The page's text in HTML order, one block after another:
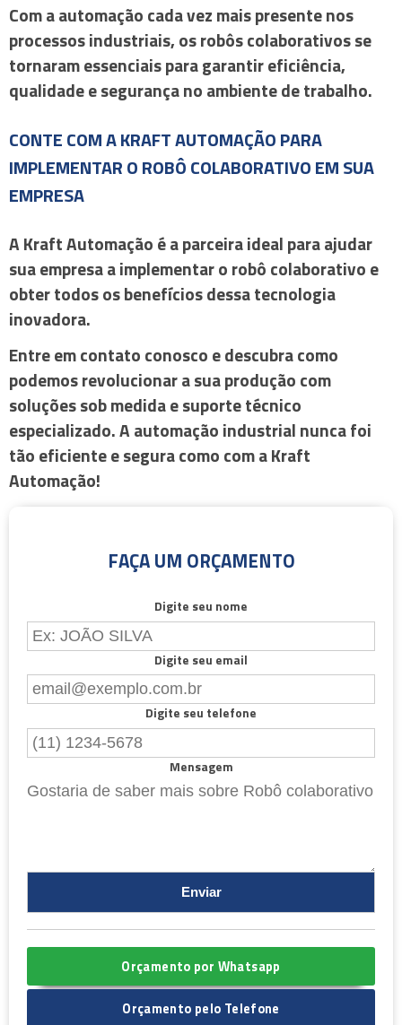
Com a automação cada vez mais presente nos
processos industriais, os robôs colaborativos se
tornaram essenciais para garantir eficiência,
qualidade e segurança no ambiente de trabalho.
CONTE COM A KRAFT AUTOMAÇÃO PARA
IMPLEMENTAR O ROBÔ COLABORATIVO EM SUA
EMPRESA
A Kraft Automação é a parceira ideal para ajudar
sua empresa a implementar o robô colaborativo e
obter todos os benefícios dessa tecnologia
inovadora.
Entre em contato conosco e descubra como
podemos revolucionar a sua produção com
soluções sob medida e suporte técnico
especializado. A automação industrial nunca foi
tão eficiente e segura como com a Kraft
Automação!
FAÇA UM ORÇAMENTO
Digite seu nome
Digite seu email
Digite seu telefone
Mensagem
Orçamento por Whatsapp
Orçamento pelo Telefone